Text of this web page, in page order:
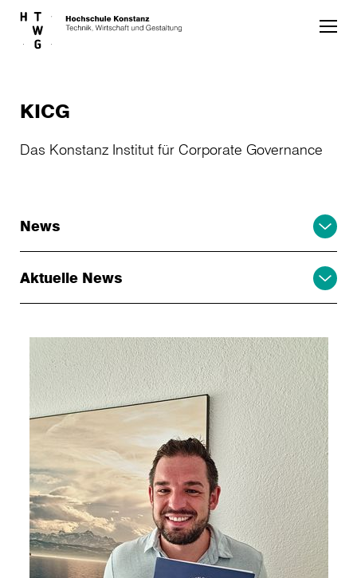
Skip to main content
KICG
Das Konstanz Institut für Corporate Governance
News
Aktuelle News